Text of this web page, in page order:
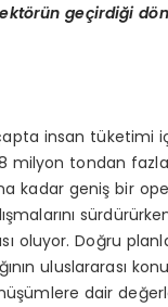
geçirdiği
insan tüketimi
milyon tondan
kadar geniş bir
oluyor. Doğru
uluslararası
dair